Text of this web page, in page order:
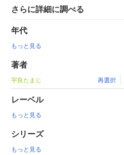
さらに詳細に調べる
年代
もっと見る
著者
宇良たまじ 再選択
レーベル
もっと見る
シリーズ
もっと見る